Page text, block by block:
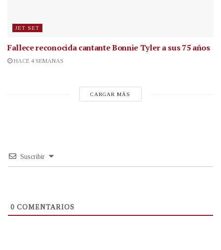
JET SET
Fallece reconocida cantanteBonnie Tyler a sus 75 años
HACE 4 SEMANAS
CARGAR MÁS
Suscribir
0 COMENTARIOS